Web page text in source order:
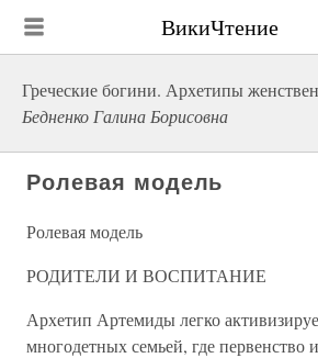
ВикиЧтение
Греческие богини. Архетипы
Бедненко Галина Борисовна
Ролевая модель
Ролевая модель
РОДИТЕЛИ И ВОСПИТАНИЕ
Архетип Артемиды легко
многодетных семьей, где первенство